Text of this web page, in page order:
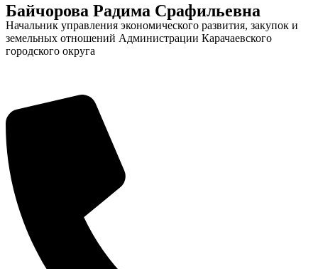
Администрация
Байчорова Радима Срафильевна
Начальник управления экономического развития, закупок и
земельных отношений Администрации Карачаевского
городского округа